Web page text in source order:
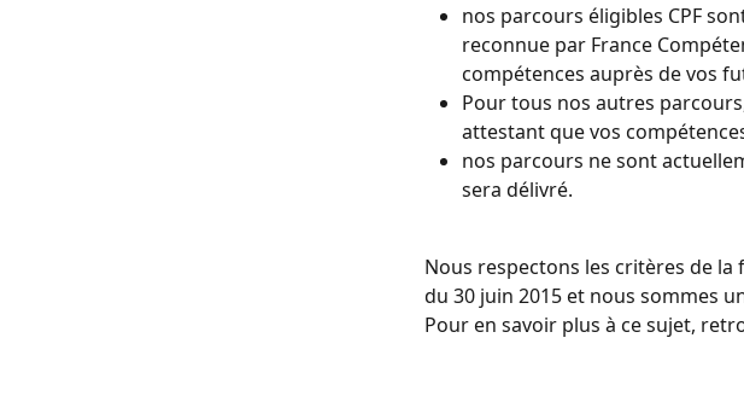
nos parcours éligibles CPF
reconnue par France
compétences auprès de vos
Pour tous nos autres
attestant que vos
nos parcours ne sont
sera délivré.
Nous respectons les critères de
du 30 juin 2015 et nous sommes
Pour en savoir plus à ce sujet,